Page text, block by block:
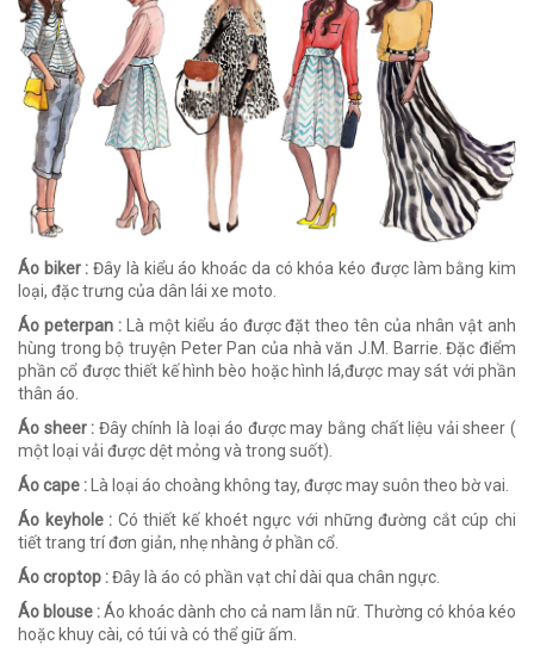
Áo biker : Đây là kiểu áo khoác da có khóa kéo được làm bằng kim
loại, đặc trưng của dân lái xe moto.
Áo peterpan :Là một kiểu áo được đặt theo tên của nhân vật anh
hùng trong bộ truyện Peter Pan của nhà văn J.M. Barrie. Đặc điểm
phần cổ được thiết kế hình bèo hoặc hình lá,được may sát với phần
thân áo.
Áo sheer : Đây chính là loại áo được may bằng chất liệu vải sheer (
một loại vải được dệt mỏng và trong suốt).
Áo cape : Là loại áo choàng không tay, được may suôn theo bờ vai.
Áo keyhole : Có thiết kế khoét ngực với những đường cắt cúp chi
tiết trang trí đơn giản, nhẹ nhàng ở phần cổ.
Áo croptop :Đây là áo có phần vạt chỉ dài qua chân ngực.
Áo blouse :Áo khoác dành cho cả nam lẫn nữ. Thường có khóa kéo
hoặc khuy cài, có túi và có thể giữ ấm.